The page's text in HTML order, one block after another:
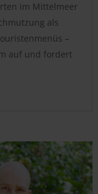
im Mittelmeer
als
–
auf und fordert